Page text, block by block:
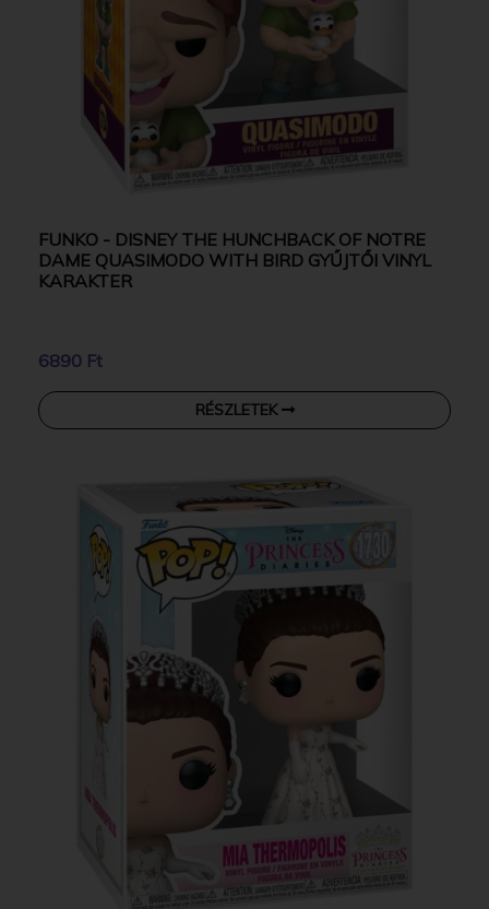
FUNKO - DISNEY THE HUNCHBACK OF NOTRE
DAME QUASIMODO WITH BIRD GYŰJTŐI VINYL
KARAKTER
6890 Ft
RÉSZLETEK